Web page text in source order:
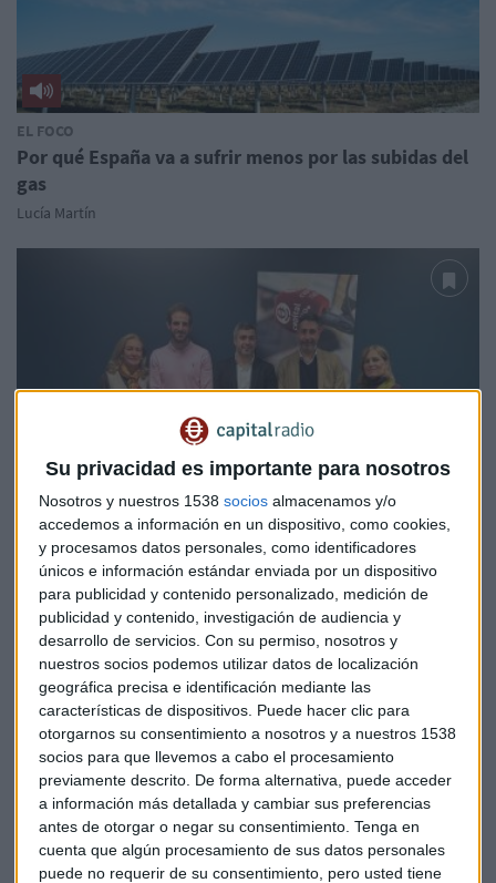
Su privacidad es importante para nosotros
Nosotros y nuestros 1538 socios almacenamos y/o
accedemos a información en un dispositivo, como cookies,
y procesamos datos personales, como identificadores
únicos e información estándar enviada por un dispositivo
para publicidad y contenido personalizado, medición de
publicidad y contenido, investigación de audiencia y
desarrollo de servicios. Con su permiso, nosotros y
nuestros socios podemos utilizar datos de localización
geográfica precisa e identificación mediante las
características de dispositivos. Puede hacer clic para
otorgarnos su consentimiento a nosotros y a nuestros 1538
socios para que llevemos a cabo el procesamiento
previamente descrito. De forma alternativa, puede acceder
a información más detallada y cambiar sus preferencias
antes de otorgar o negar su consentimiento. Tenga en
cuenta que algún procesamiento de sus datos personales
puede no requerir de su consentimiento, pero usted tiene
EL FOCO
Por qué España va a sufrir menos por las subidas del
gas
Lucía Martín
GENERA
Los desafíos de la transición energética: demanda,
redes y aceptación social
Redacción Capital Radio